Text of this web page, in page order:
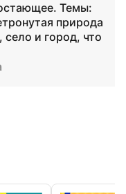
Темы:
природа
и город, что